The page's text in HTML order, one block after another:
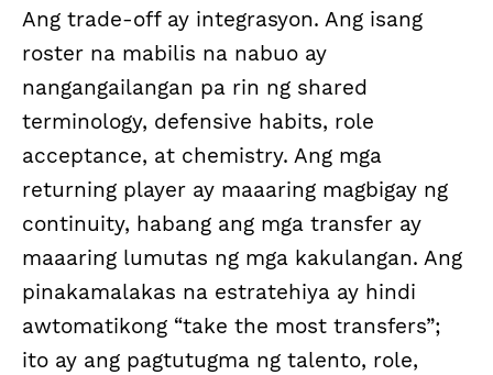
Ang trade-off ay integrasyon. Ang isang
roster na mabilis na nabuo ay
nangangailangan pa rin ng shared
terminology, defensive habits, role
acceptance, at chemistry. Ang mga
returning player ay maaaring magbigay ng
continuity, habang ang mga transfer ay
maaaring lumutas ng mga kakulangan. Ang
pinakamalakas na estratehiya ay hindi
awtomatikong “take the most transfers”;
ito ay ang pagtutugma ng talento, role,